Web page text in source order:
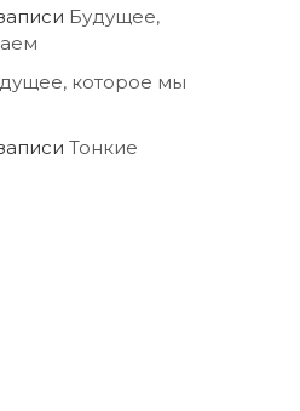
Будущее,
которое мы
Тонкие